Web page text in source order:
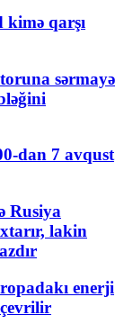
qarşı
sərmayə
dan 7 avqust
Rusiya
lakin
enerji
çevrilir